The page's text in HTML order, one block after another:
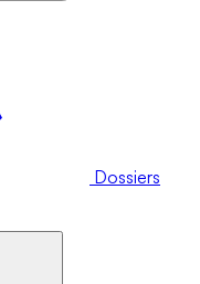
Dossiers